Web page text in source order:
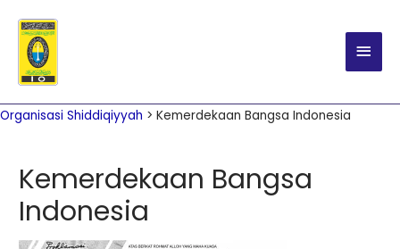
Main
Organisasi Shiddiqiyyah > Kemerdekaan Bangsa Indonesia
Kemerdekaan Bangsa
Indonesia